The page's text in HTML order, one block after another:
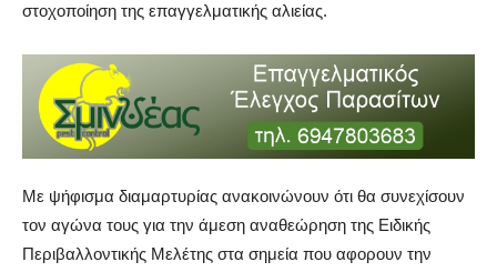
στοχοποίηση της επαγγελματικής αλιείας.
Με ψήφισμα διαμαρτυρίας ανακοινώνουν ότι θα συνεχίσουν
τον αγώνα τους για την άμεση αναθεώρηση της Ειδικής
Περιβαλλοντικής Μελέτης στα σημεία που αφορουν την